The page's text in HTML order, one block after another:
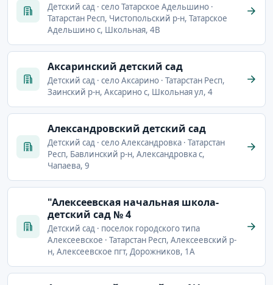
Детский сад · село Татарское Адельшино ·
Татарстан Респ, Чистопольский р-н, Татарское
Адельшино с, Школьная, 4В
Аксаринский детский сад
Детский сад · село Аксарино · Татарстан Респ,
Заинский р-н, Аксарино с, Школьная ул, 4
Александровский детский сад
Детский сад · село Александровка · Татарстан
Респ, Бавлинский р-н, Александровка с,
Чапаева, 9
"Алексеевская начальная школа-
детский сад № 4
Детский сад · поселок городского типа
Алексеевское · Татарстан Респ, Алексеевский р-
н, Алексеевское пгт, Дорожников, 1А